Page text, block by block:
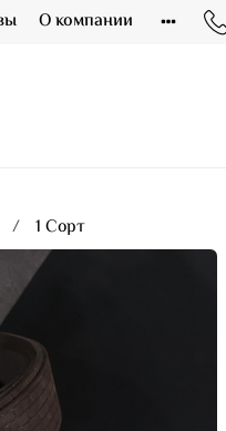
О компании
1 Сорт